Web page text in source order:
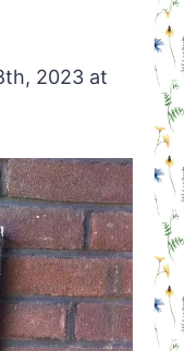
2023 at